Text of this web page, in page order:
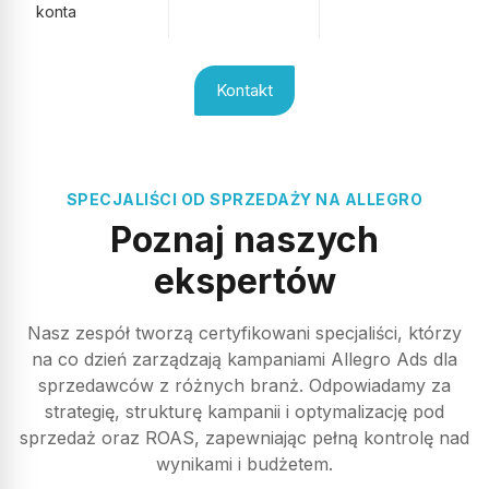
konta
Kontakt
SPECJALIŚCI OD SPRZEDAŻY NA ALLEGRO
Poznaj naszych
ekspertów
Nasz zespół tworzą certyfikowani specjaliści, którzy
na co dzień zarządzają kampaniami Allegro Ads dla
sprzedawców z różnych branż. Odpowiadamy za
strategię, strukturę kampanii i optymalizację pod
sprzedaż oraz ROAS, zapewniając pełną kontrolę nad
wynikami i budżetem.
PZ
Patryk Zajma
Współpracuję z Adsymalnie już ponad rok w zakresie Allegro
Ads i zdecydowanie mogę polecić tę agencję. Od początku
Profesjonalni, skuteczni i naprawdę znają się na swojej
pracy. Polecam każdemu, kto chce wycisnąć z Allegro Ads
Pokaż więcej expand_more
Opublikowano w Google
BS
Beata Sokołowska
Bardzo profesjonalne szkolenie, kompetentni prowadzący.
Polecam .